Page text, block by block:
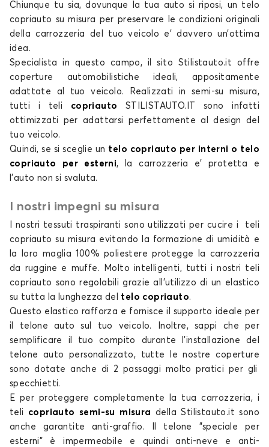
Chiunque tu sia, dovunque la tua auto si riposi, un telo
copriauto su misura per preservare le condizioni originali
della carrozzeria del tuoveicolo e’ davvero un’ottima
idea.
Specialista in questo campo, ilsito Stilistauto.it offre
coperture automobilistiche ideali, appositamente
adattate al tuo veicolo. Realizzati in semi-su misura,
tutti i teli copriauto STILISTAUTO.ITsono infatti
ottimizzati per adattarsi perfettamente al design del
tuo veicolo.
Quindi, se si sceglie un telo copriauto per interni o telo
copriauto per esterni, la carrozzeria e’ protetta e
l’auto non si svaluta.
I nostri impegni su misura
I nostri tessuti traspiranti sono utilizzati per cucire i teli
copriauto su misura evitando la formazione di umidità e
la loro maglia 100% poliestere protegge la carrozzeria
da ruggine e muffe. Molto intelligenti, tutti i nostri teli
copriauto sono regolabili grazie all'utilizzo di un elastico
su tutta la lunghezza del telo copriauto.
Questo elastico rafforza e fornisce il supporto ideale per
il telone auto
sul tuo veicolo. Inoltre, sappi che per
semplificare il tuo compito durante l'installazione del
telone auto personalizzato, tutte le nostrecoperture
sono dotate anche di 2 passaggi molto pratici per gli
specchietti.
E per proteggere completamente la tua carrozzeria, i
teli copriauto semi-su misura della Stilistauto.it sono
anche garantite anti-graffio. Il telone
"speciale per
esterni" è impermeabile e quindi anti-neve e anti-